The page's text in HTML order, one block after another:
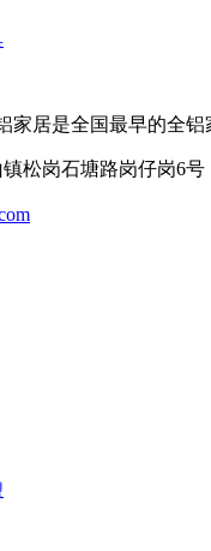
家居是全国最早的全
松岗石塘路岗仔岗6号